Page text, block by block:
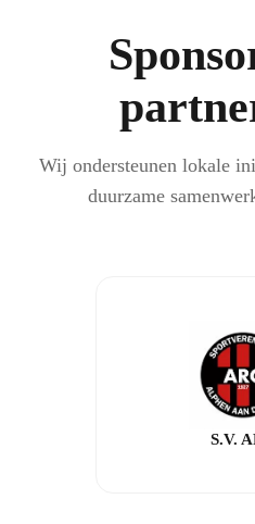
Wij ondersteunen lokale
duurzame
S.V.